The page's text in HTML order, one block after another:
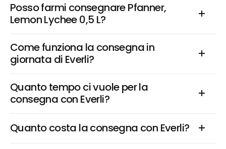
Posso farmi consegnare Pfanner,
Lemon Lychee 0,5 L?
Come funziona la consegna in
giornata di Everli?
Quanto tempo ci vuole per la
consegna con Everli?
Quanto costa la consegna con Everli?